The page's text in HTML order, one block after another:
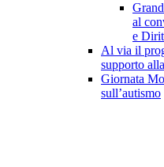
al
e
Al via il
supporto
Giornata
sull’autismo